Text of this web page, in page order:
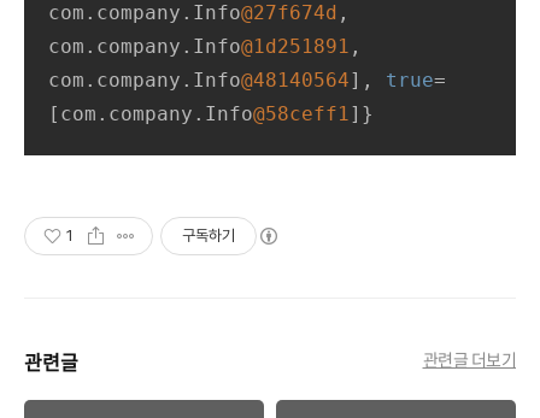
com.company.Info@27f674d ,
com.company.Info@1d251891 ,
com.company.Info@48140564], true=
[com.company.Info@58ceff1]}
1 구독하기
관련글 관련글 더보기